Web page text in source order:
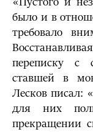
было и в
требовало
переписку с
ставшей в
Лесков писал:
для них
прекращении